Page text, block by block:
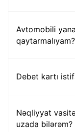
Avtomobili
qaytarmalıyam?
Debet kartı
Nəqliyyat
uzada bilərəm?